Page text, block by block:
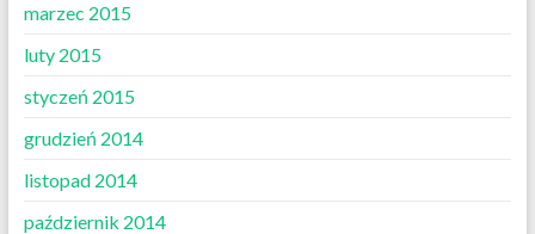
marzec 2015
luty 2015
styczeń 2015
grudzień 2014
listopad 2014
październik 2014